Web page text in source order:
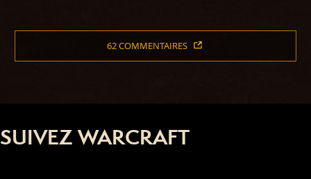
62 COMMENTAIRES
SUIVEZ WARCRAFT